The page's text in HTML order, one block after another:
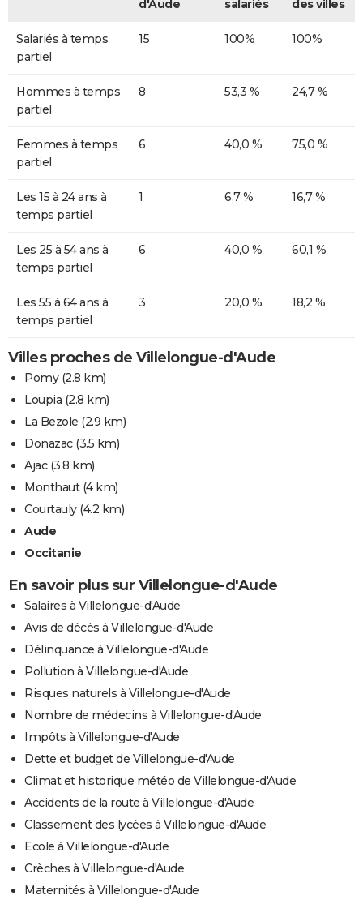
d'Aude
salariés
des villes
Salariés à temps
partiel
15 100% 100%
Hommes à temps
partiel
8 53,3 % 24,7 %
Femmes à temps
partiel
6 40,0 % 75,0 %
Les 15 à 24 ans à
temps partiel
1 6,7 % 16,7 %
Les 25 à 54 ans à
temps partiel
6 40,0 % 60,1 %
Les 55 à 64 ans à
temps partiel
3 20,0 % 18,2 %
Villes proches de Villelongue-d'Aude
Pomy(2.8 km)
Loupia (2.8 km)
La Bezole (2.9 km)
Donazac(3.5 km)
Ajac(3.8 km)
Monthaut(4 km)
Courtauly(4.2 km)
Aude
Occitanie
En savoir plus sur Villelongue-d'Aude
Salaires à Villelongue-d'Aude
Avis de décès à Villelongue-d'Aude
Délinquance à Villelongue-d'Aude
Pollution à Villelongue-d'Aude
Risques naturels à Villelongue-d'Aude
Nombre de médecins à Villelongue-d'Aude
Impôts à Villelongue-d'Aude
Dette et budget de Villelongue-d'Aude
Climat et historique météo de Villelongue-d'Aude
Accidents de la route à Villelongue-d'Aude
Classement des lycées à Villelongue-d'Aude
Ecole à Villelongue-d'Aude
Crèches à Villelongue-d'Aude
Maternités à Villelongue-d'Aude